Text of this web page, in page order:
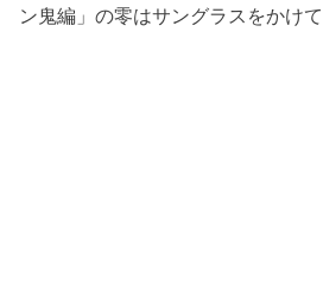
ン鬼編」の零はサングラスをかけて